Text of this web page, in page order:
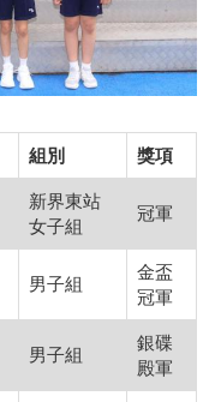
組別 獎項
新界東站
女子組
冠軍
男子組
金盃
冠軍
男子組
銀碟
殿軍